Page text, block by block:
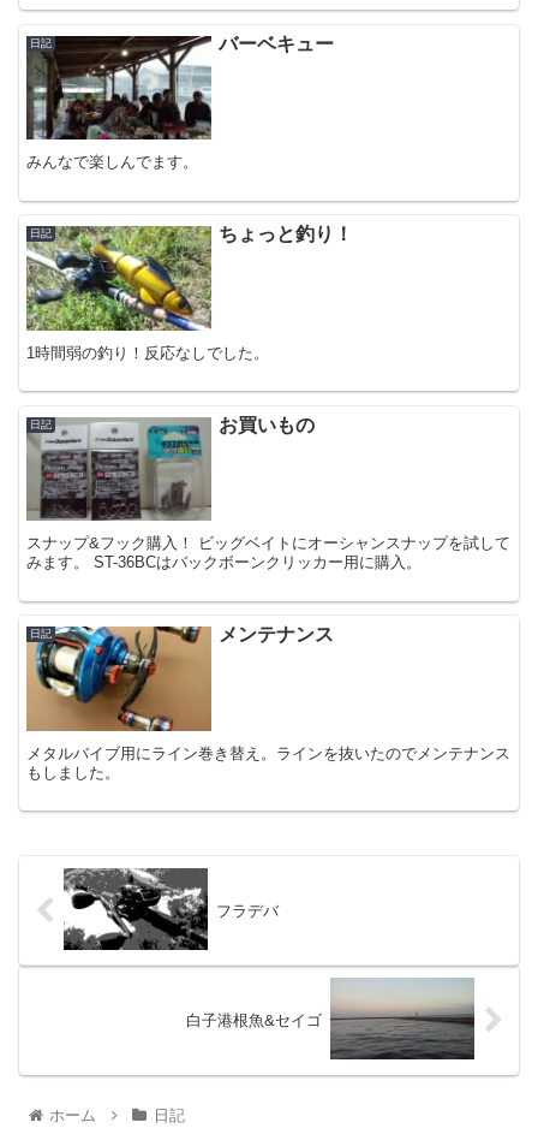
日記 バーベキュー
みんなで楽しんでます。
日記 ちょっと釣り！
1時間弱の釣り！反応なしでした。
日記 お買いもの
スナップ&フック購入！ ビッグベイトにオーシャンスナップを試して
みます。 ST-36BCはバックボーンクリッカー用に購入。
日記 メンテナンス
メタルバイブ用にライン巻き替え。ラインを抜いたのでメンテナンス
もしました。
フラデバ
白子港根魚&セイゴ
ホーム 日記